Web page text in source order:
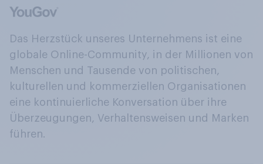
Das Herzstück unseres Unternehmens ist eine
globale Online-Community, in der Millionen von
Menschen und Tausende von politischen,
kulturellen und kommerziellen Organisationen
eine kontinuierliche Konversation über ihre
Überzeugungen, Verhaltensweisen und Marken
führen.